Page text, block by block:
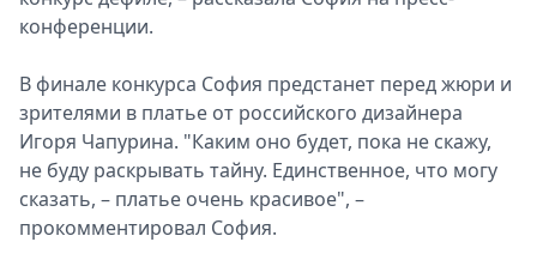
Выборы
Скачай
Metro
конференции.
В финале конкурса София предстанет перед жюри и
зрителями в платье от российского дизайнера
Игоря Чапурина. "Каким оно будет, пока не скажу,
не буду раскрывать тайну. Единственное, что могу
сказать, – платье очень красивое", –
прокомментировал София.